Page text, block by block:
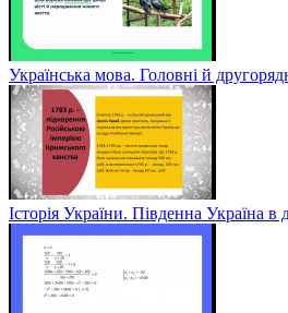
Українська мова. Головні й
Історія України. Південна Україна в